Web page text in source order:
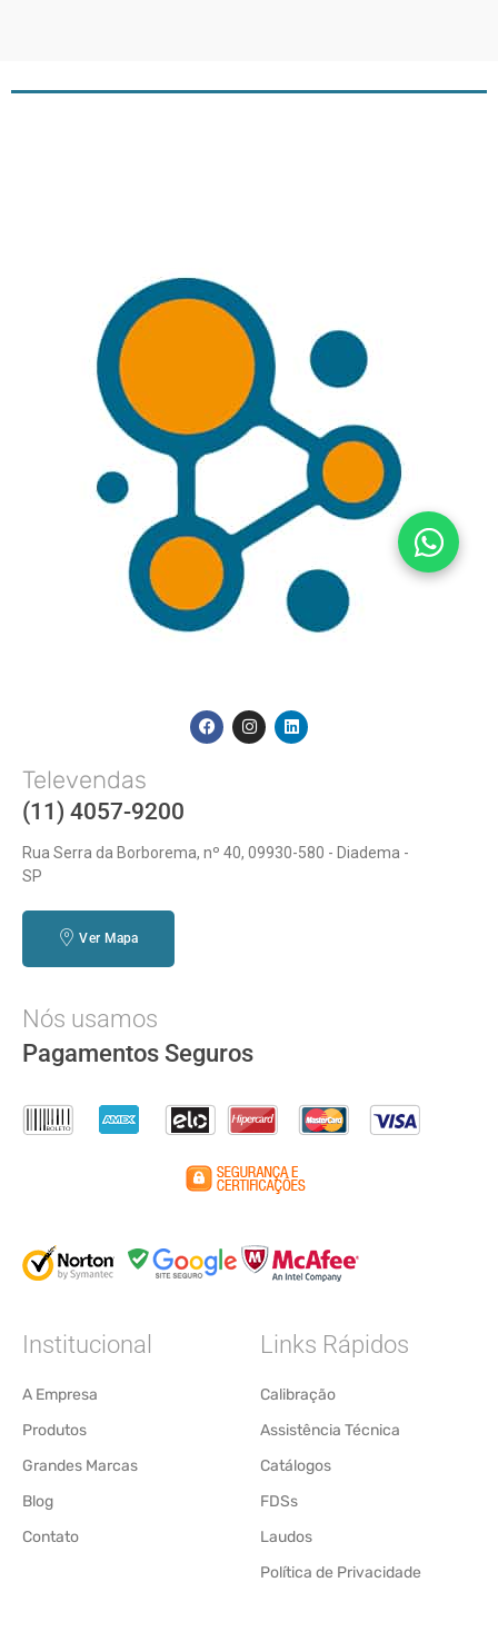
Televendas
(11) 4057-9200
Rua Serra da Borborema, nº 40, 09930-580 - Diadema -
SP
Ver Mapa
Nós usamos
Pagamentos Seguros
Institucional
A Empresa
Produtos
Grandes Marcas
Blog
Contato
Links Rápidos
Calibração
Assistência Técnica
Catálogos
FDSs
Laudos
Política de Privacidade